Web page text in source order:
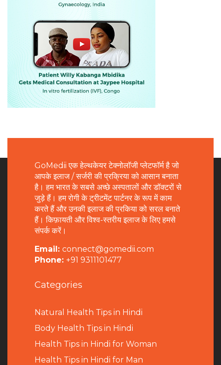
GoMedii एक हेल्थकेयर टेक्नोलॉजी प्लेटफॉर्म है जो
आपके इलाज / सर्जरी की प्रक्रिया को आसान बनाता
है। हम भारत के सबसे अच्छे अस्पतालों और डॉक्टरों से
जुड़े हैं। हम रोगी के ट्रीटमेंट पार्टनर के रूप में काम
करते हैं और उनकी इलाज की प्रकिया को सरल बनाते
हैं। किफ़ायती और विश्व-स्तरीय इलाज के लिए हमसे
संपर्क करें।
Email: connect@gomedii.com
Phone: +91 9311101477
Categories
Natural Health Tips in Hindi
Body Health Tips in Hindi
Health Tips in Hindi for Woman
Health Tips in Hindi for Man